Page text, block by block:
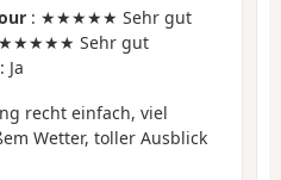
: ★★★★★ Sehr gut
Sehr gut
: Ja
recht einfach, viel
Wetter, toller Ausblick